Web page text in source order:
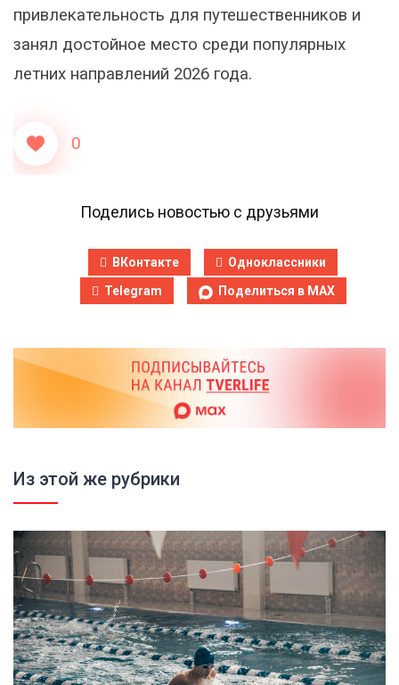
привлекательность для путешественников и
занял достойное место среди популярных
летних направлений 2026 года.
0
Поделись новостью с друзьями
ВКонтакте
Одноклассники
Telegram
Поделиться в MAX
Из этой же рубрики